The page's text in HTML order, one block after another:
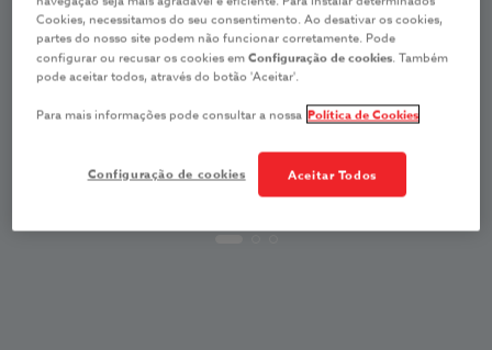
Cookies, necessitamos do seu consentimento. Ao desativar os cookies,
partes do nosso site podem não funcionar corretamente. Pode
configurar ou recusar os cookies emConfiguração de cookies. Também
pode aceitar todos, através do botão 'Aceitar'.
Para mais informações pode consultar a nossa Política de Cookies
Aceitar Todos
Configuração de cookies